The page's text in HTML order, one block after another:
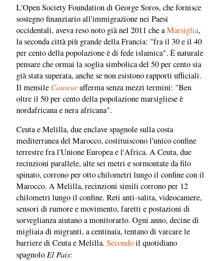
L'Open Society Foundation di George Soros, che fornisce
sostegno finanziario all'immigrazione nei Paesi
occidentali, aveva reso noto già nel 2011 che aMarsiglia,
la seconda città più grande della Francia: "fra il 30 e il 40
per cento della popolazione è di fede islamica". È naturale
pensare che ormai la soglia simbolica del 50 per cento sia
già stata superata, anche se non esistono rapporti ufficiali.
Il mensile Causeurafferma senza mezzi termini: "Ben
oltre il 50 per cento della popolazione marsigliese è
nordafricana e nera africana".
Ceuta e Melilla, due enclave spagnole sulla costa
mediterranea del Marocco, costituiscono l'unico confine
terrestre fra l'Unione Europea e l'Africa. A Ceuta, due
recinzioni parallele, alte sei metri e sormontate da filo
spinato, corrono per otto chilometri lungo il confine con il
Marocco. A Melilla, recinzioni simili corrono per 12
chilometri lungo il confine. Reti anti-salita, videocamere,
sensori di rumore e movimento, faretti e postazioni di
sorveglianza aiutano a monitorarlo. Ogni anno, decine di
migliaia di migranti, a centinaia, tentano di varcare le
barriere di Ceuta e Melilla. Secondoil quotidiano
spagnolo El Pais: